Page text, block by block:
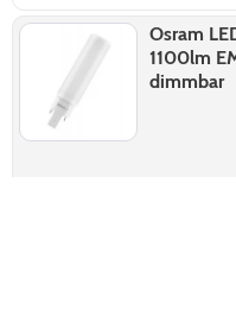
Osram
1100lm
dimmbar